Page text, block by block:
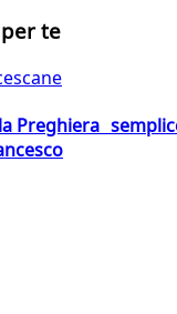
te
Preghiera